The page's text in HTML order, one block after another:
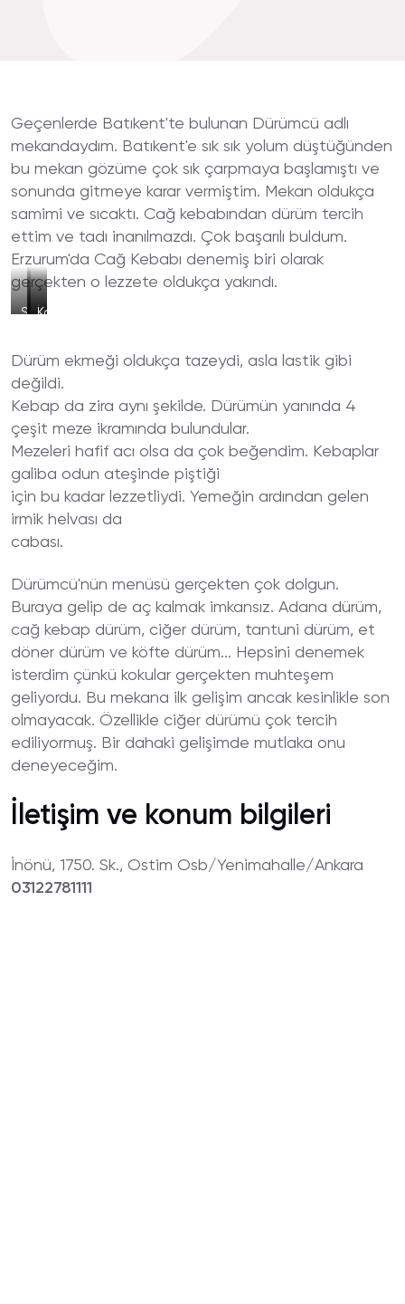
Geçenlerde Batıkent'te bulunan Dürümcü adlı
mekandaydım. Batıkent'e sık sık yolum düştüğünden
bu mekan gözüme çok sık çarpmaya başlamıştı ve
sonunda gitmeye karar vermiştim. Mekan oldukça
samimi ve sıcaktı. Cağ kebabından dürüm tercih
ettim ve tadı inanılmazdı. Çok başarılı buldum.
Erzurum'da Cağ Kebabı denemiş biri olarak
gerçekten o lezzete oldukça yakındı.
Sıcak
Acılı
Çorba
İkram
Turşular
Karışık
Dürüm ekmeği oldukça tazeydi, asla lastik gibi
değildi.
Kebap da zira aynı şekilde. Dürümün yanında 4
çeşit meze ikramında bulundular.
Mezeleri hafif acı olsa da çok beğendim. Kebaplar
galiba odun ateşinde piştiği
için bu kadar lezzetliydi. Yemeğin ardından gelen
irmik helvası da
cabası.
Dürümcü'nün menüsü gerçekten çok dolgun.
Buraya gelip de aç kalmak imkansız. Adana dürüm,
cağ kebap dürüm, ciğer dürüm, tantuni dürüm, et
döner dürüm ve köfte dürüm... Hepsini denemek
isterdim çünkü kokular gerçekten muhteşem
geliyordu. Bu mekana ilk gelişim ancak kesinlikle son
olmayacak. Özellikle ciğer dürümü çok tercih
ediliyormuş. Bir dahaki gelişimde mutlaka onu
deneyeceğim.
İletişim ve konum bilgileri
İnönü, 1750. Sk., Ostim Osb/Yenimahalle/Ankara
03122781111